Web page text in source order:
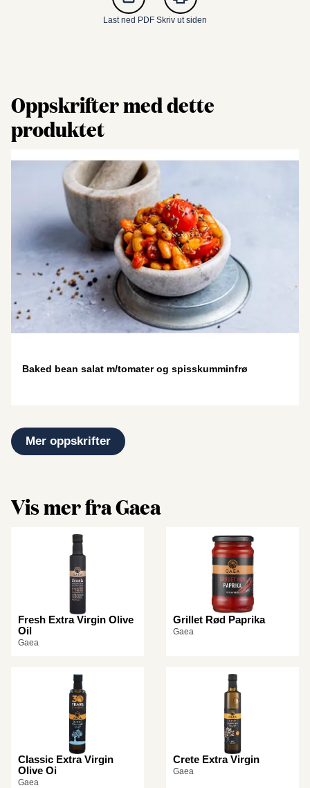
Last ned PDF Skriv ut siden
Oppskrifter med dette
produktet
Baked bean salat m/tomater og spisskumminfrø
Mer oppskrifter
Vis mer fra Gaea
Fresh Extra Virgin Olive
Oil
Gaea
Grillet Rød Paprika
Gaea
Classic Extra Virgin
Olive Oi
Gaea
Crete Extra Virgin
Gaea